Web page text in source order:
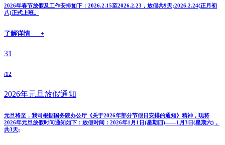
2026年春节放假及工作安排如下：2026.2.15至2026.2.23，放假共9天;2026.2.24(正月初
八)正式上班。
了解详情 +
31
/12
2026年元旦放假通知
元旦将至，我司根据国务院办公厅《关于2026年部分节假日安排的通知》精神，现将
2026年元旦放假时间通知如下：放假时间：2026年1月1日(星期四)——1月3日(星期六)，
共3天;